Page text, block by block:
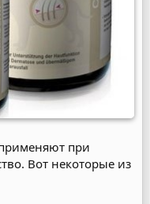
при
Вот некоторые из